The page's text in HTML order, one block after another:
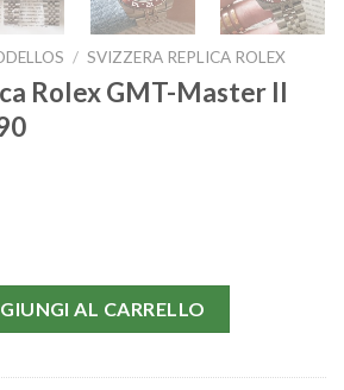
/ SVIZZERA REPLICA ROLEX
Rolex GMT-Master II
AL CARRELLO